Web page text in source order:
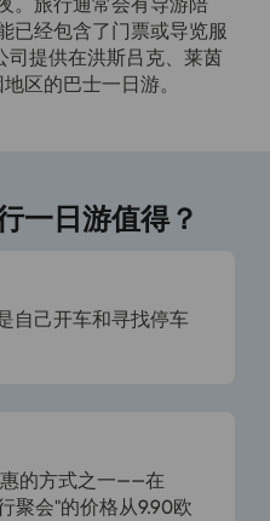
已经包含了门票或导览服
司提供在洪斯吕克、莱茵
区的巴士一日游。
一日游值得？
自己开车和寻找停车
的方式之一——在
聚会"的价格从9.90欧